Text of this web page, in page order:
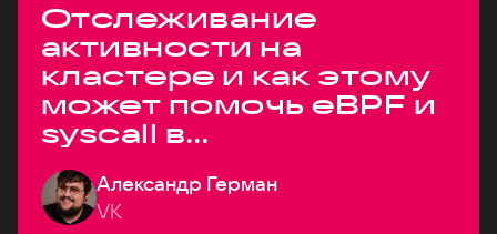
Отслеживание
активности на
кластере и как этому
может помочь eBPF и
syscall в
высоконагруженных
системах
Александр Герман
VK